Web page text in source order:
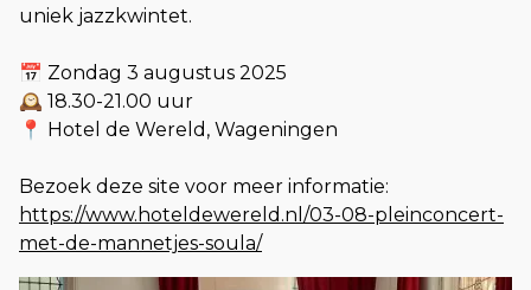
uniek jazzkwintet.
📅 Zondag 3 augustus 2025
🕰️ 18.30-21.00 uur
📍 Hotel de Wereld, Wageningen
Bezoek deze site voor meer informatie:
https://www.hoteldewereld.nl/03-08-pleinconcert-
met-de-mannetjes-soula/